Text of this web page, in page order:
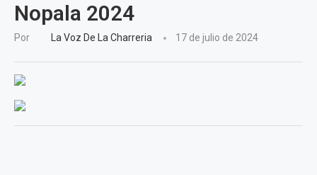
Nopala 2024
Por La Voz De La Charreria 17 de julio de 2024